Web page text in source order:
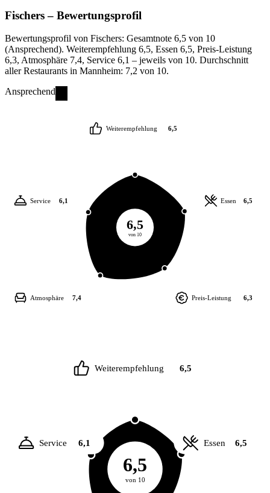
Fischers– Bewertungsprofil
Bewertungsprofil von Fischers: Gesamtnote 6,5 von 10
(Ansprechend). Weiterempfehlung 6,5, Essen 6,5, Preis-Leistung
6,3, Atmosphäre 7,4, Service 6,1 – jeweils von 10. Durchschnitt
aller Restaurants in Mannheim: 7,2 von 10.
Ansprechend
6,5
von 10
Weiterempfehlung 6,5
Essen 6,5
Preis-Leistung 6,3
Atmosphäre 7,4
Service 6,1
6,5
von 10
Weiterempfehlung 6,5
Essen 6,5
Service 6,1